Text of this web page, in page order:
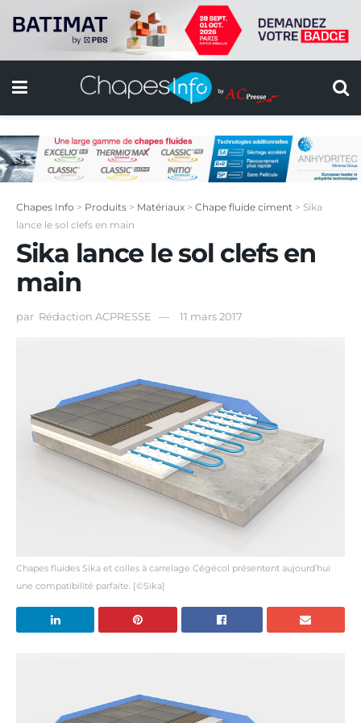
Chapes Info > Produits > Matériaux > Chape fluide ciment > Sika
lance le sol clefs en main
Sika lance le sol clefs en
main
par Rédaction ACPRESSE 11 mars 2017
Chapes fluides Sika et colles à carrelage Cégécol présentent aujourd’hui
une compatibilité parfaite. [©Sika]